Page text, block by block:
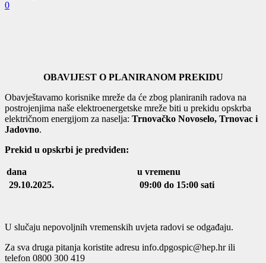
0
OBAVIJEST O PLANIRANOM PREKIDU
Obavještavamo korisnike mreže da će zbog planiranih radova na
postrojenjima naše elektroenergetske mreže biti u prekidu opskrba
električnom energijom za naselja: Trnovačko Novoselo, Trnovac i
Jadovno.
Prekid u opskrbi je predviđen:
dana
u vremenu
29.10.2025.
09:00 do 15:00 sati
U slučaju nepovoljnih vremenskih uvjeta radovi se odgađaju.
Za sva druga pitanja koristite adresu info.dpgospic@hep.hr ili
telefon 0800 300 419